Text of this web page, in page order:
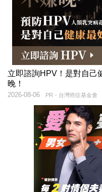
立即諮詢HPV！是對自己
晚！
PR・台灣癌症基金會
2026-08-06